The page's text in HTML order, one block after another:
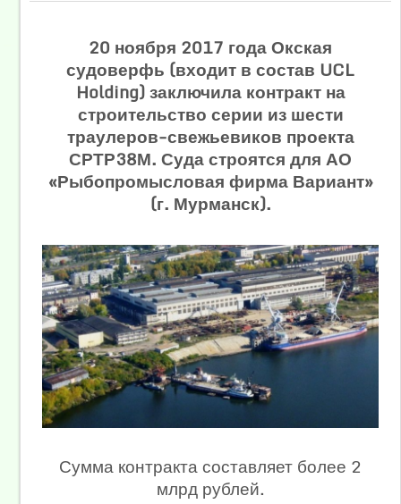
20 ноября 2017 года Окская
судоверфь (входит в состав UCL
Holding) заключила контракт на
строительство серии из шести
траулеров-свежьевиков проекта
СРТР38М. Суда строятся для АО
«Рыбопромысловая фирма Вариант»
(г. Мурманск).
Сумма контракта составляет более 2
млрд рублей.